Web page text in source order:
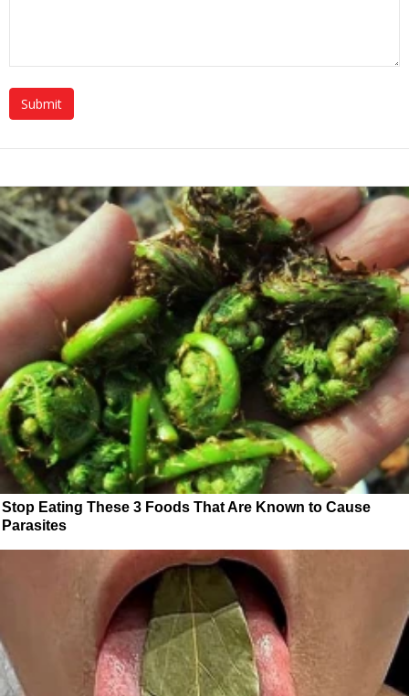
Stop Eating These 3 Foods That Are Known to Cause
Parasites